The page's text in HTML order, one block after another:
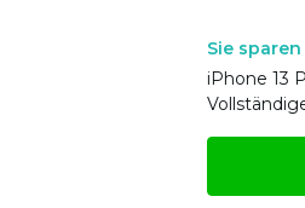
Sie sparen
iPhone 13